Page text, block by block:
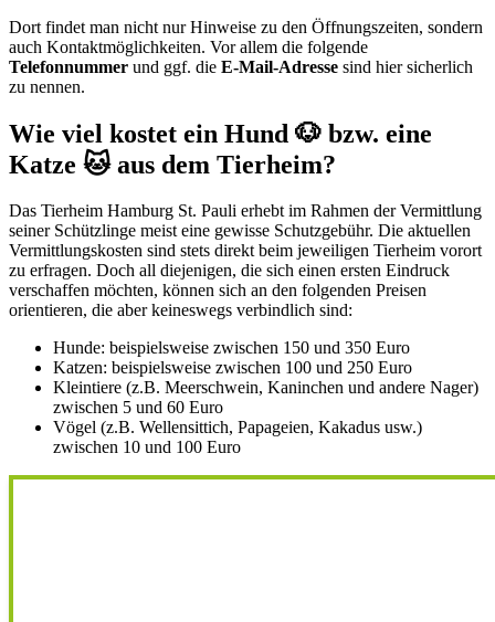
Dort findet man nicht nur Hinweise zu den Öffnungszeiten, sondern
auch Kontaktmöglichkeiten. Vor allem die folgende
Telefonnummer und ggf. die E-Mail-Adresse sind hier sicherlich
zu nennen.
Wie viel kostet ein Hund 🐶 bzw. eine
Katze 🐱 aus dem Tierheim?
Das Tierheim Hamburg St. Pauli erhebt im Rahmen der Vermittlung
seiner Schützlinge meist eine gewisse Schutzgebühr. Die aktuellen
Vermittlungskosten sind stets direkt beim jeweiligen Tierheim vorort
zu erfragen. Doch all diejenigen, die sich einen ersten Eindruck
verschaffen möchten, können sich an den folgenden Preisen
orientieren, die aber keineswegs verbindlich sind:
Hunde: beispielsweise zwischen 150 und 350 Euro
Katzen: beispielsweise zwischen 100 und 250 Euro
Kleintiere (z.B. Meerschwein, Kaninchen und andere Nager)
zwischen 5 und 60 Euro
Vögel (z.B. Wellensittich, Papageien, Kakadus usw.)
zwischen 10 und 100 Euro